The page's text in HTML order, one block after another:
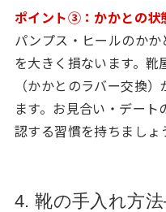
ポイント③：かかとの状
パンプス・ヒールのか
を大きく損ないます。
（かかとのラバー交換
ます。お見合い・デー
認する習慣を持ちましょ
4. 靴の手入れ方